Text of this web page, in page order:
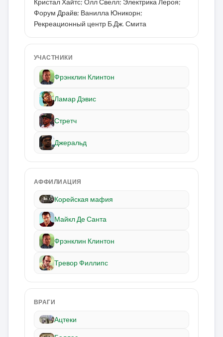
Форум Драйв; Ванилла Юникорн;
Рекреационный центр Б.Дж. Смита
УЧАСТНИКИ
Фрэнклин Клинтон
Ламар Дэвис
Стретч
Джеральд
АФФИЛИАЦИЯ
Корейская мафия
Майкл Де Санта
Фрэнклин Клинтон
Тревор Филлипс
ВРАГИ
Ацтеки